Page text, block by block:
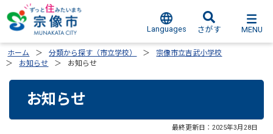
Languages さがす MENU
ホーム 分類から探す（市立学校）
宗像市立吉武小学校
お知らせ
お知らせ
お知らせ
最終更新日： 2025年3月28日